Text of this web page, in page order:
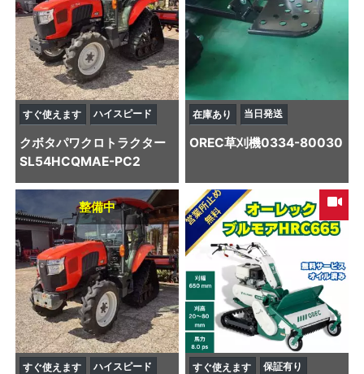
すぐ使えます ハイスピード
クボタパワクロトラクター
SL54HCQMAE-PC2
在庫あり 当日発送
OREC草刈機0334-80030
整備中
すぐ使えます ハイスピード すぐ使えます
保証有り